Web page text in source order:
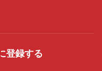
登録する